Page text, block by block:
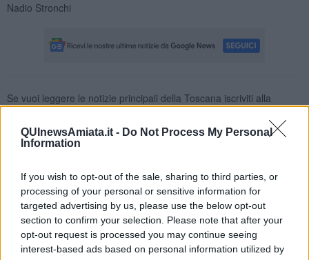
QUInewsAmiata.it - Do Not Process My Personal
Information
If you wish to opt-out of the sale, sharing to third parties, or
processing of your personal or sensitive information for
targeted advertising by us, please use the below opt-out
section to confirm your selection. Please note that after your
opt-out request is processed you may continue seeing
interest-based ads based on personal information utilized by
Nadio Stronchi
Se vuoi leggere le notizie principali della Toscana iscriviti alla
Newsletter QUInews - ToscanaMedia.Arriva gratis tutti i giorni
alle 20:00 direttamente nella tua casella di posta.
Basta cliccareQUI
Fotogallery